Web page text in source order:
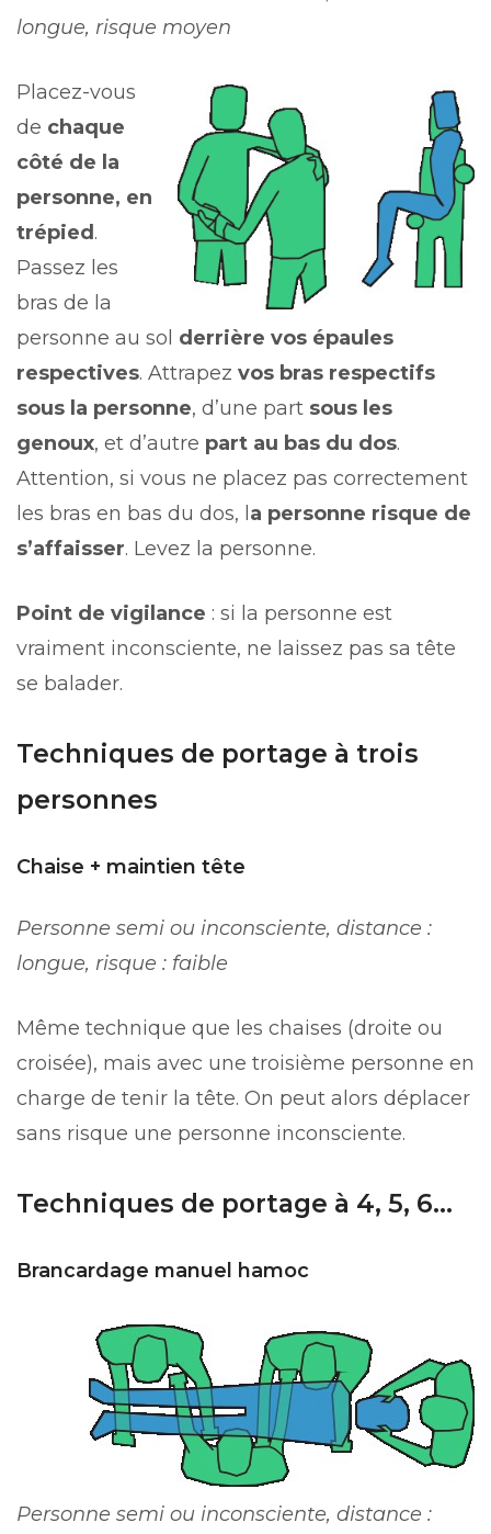
longue, risque moyen
Placez-vous
de chaque
côté de la
personne, en
trépied .
Passez les
bras de la
personne au sol derrière vos épaules
respectives. Attrapez vos bras respectifs
sous la personne, d’une part sous les
genoux, et d’autre part au bas du dos.
Attention, si vous ne placez pas correctement
les bras en bas du dos, l a personne risque de
s’affaisser. Levez la personne.
Point de vigilance : si la personne est
vraiment inconsciente, ne laissez pas sa tête
se balader.
Techniques de portage à trois
personnes
Chaise + maintien tête
Personne semi ou inconsciente, distance :
longue, risque : faible
Même technique que les chaises (droite ou
croisée), mais avec une troisième personne en
charge de tenir la tête. On peut alors déplacer
sans risque une personne inconsciente.
Techniques de portage à 4, 5, 6…
Brancardage manuel hamoc
Personne semi ou inconsciente, distance :